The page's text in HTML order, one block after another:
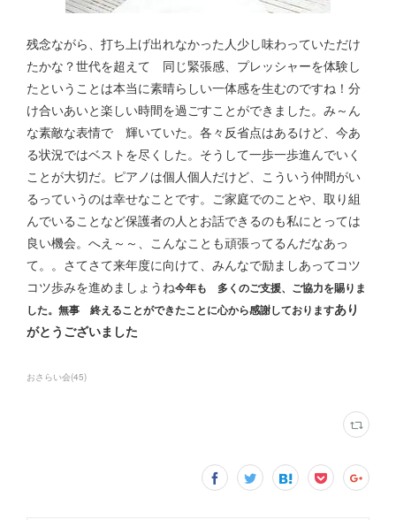
残念ながら、打ち上げ出れなかった人少し味わっていただけ
たかな？世代を超えて 同じ緊張感、プレッシャーを体験し
たということは本当に素晴らしい一体感を生むのですね！分
け合いあいと楽しい時間を過ごすことができました。み～ん
な素敵な表情で 輝いていた。各々反省点はあるけど、今あ
る状況ではベストを尽くした。そうして一歩一歩進んでいく
ことが大切だ。ピアノは個人個人だけど、こういう仲間がい
るっていうのは幸せなことです。ご家庭でのことや、取り組
んでいることなど保護者の人とお話できるのも私にとっては
良い機会。へえ～～、こんなことも頑張ってるんだなあっ
て。。さてさて来年度に向けて、みんなで励ましあってコツ
コツ歩みを進めましょうね今年も 多くのご支援、ご協力を賜りま
した。無事 終えることができたことに心から感謝しておりますあり
がとうございました
おさらい会(45)